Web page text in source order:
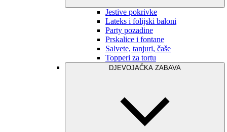
Jestive pokrivke
Lateks i folijski baloni
Party pozadine
Prskalice i fontane
Salvete, tanjuri, čaše
Topperi za tortu
DJEVOJAČKA ZABAVA